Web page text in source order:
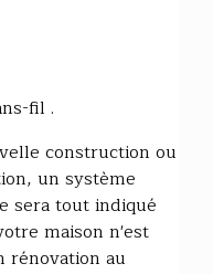
fil .
construction ou
un système
sera tout indiqué
maison n'est
rénovation au